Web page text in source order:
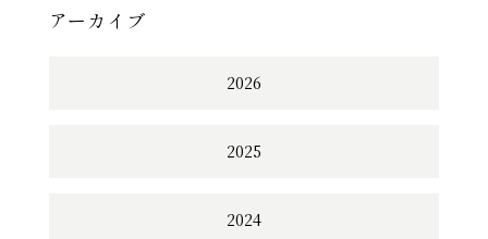
アーカイブ
2026
2025
2024